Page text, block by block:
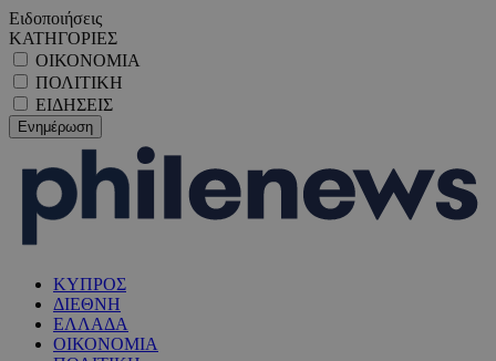
Ειδοποιήσεις
ΚΑΤΗΓΟΡΙΕΣ
ΟΙΚΟΝΟΜΙΑ
ΠΟΛΙΤΙΚΗ
ΕΙΔΗΣΕΙΣ
ΚΥΠΡΟΣ
ΔΙΕΘΝΗ
ΕΛΛΑΔΑ
ΟΙΚΟΝΟΜΙΑ